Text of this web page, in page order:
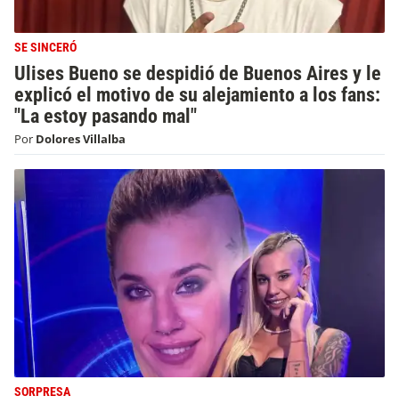
SE SINCERÓ
Ulises Bueno se despidió de Buenos Aires y le
explicó el motivo de su alejamiento a los fans:
"La estoy pasando mal"
Por Dolores Villalba
SORPRESA